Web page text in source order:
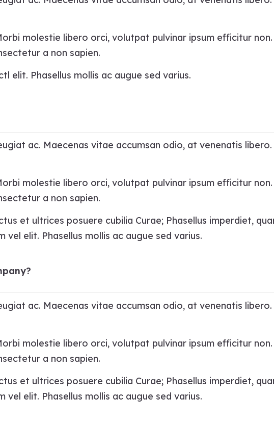
molestie libero orci, volutpat pulvinar ipsum efficitur
a non sapien.
elit. Phasellus mollis ac augue sed varius.
ac. Maecenas vitae accumsan odio, at venenatis
molestie libero orci, volutpat pulvinar ipsum efficitur
a non sapien.
et ultrices posuere cubilia Curae; Phasellus imperdiet,
elit. Phasellus mollis ac augue sed varius.
ac. Maecenas vitae accumsan odio, at venenatis
molestie libero orci, volutpat pulvinar ipsum efficitur
a non sapien.
et ultrices posuere cubilia Curae; Phasellus imperdiet,
elit. Phasellus mollis ac augue sed varius.